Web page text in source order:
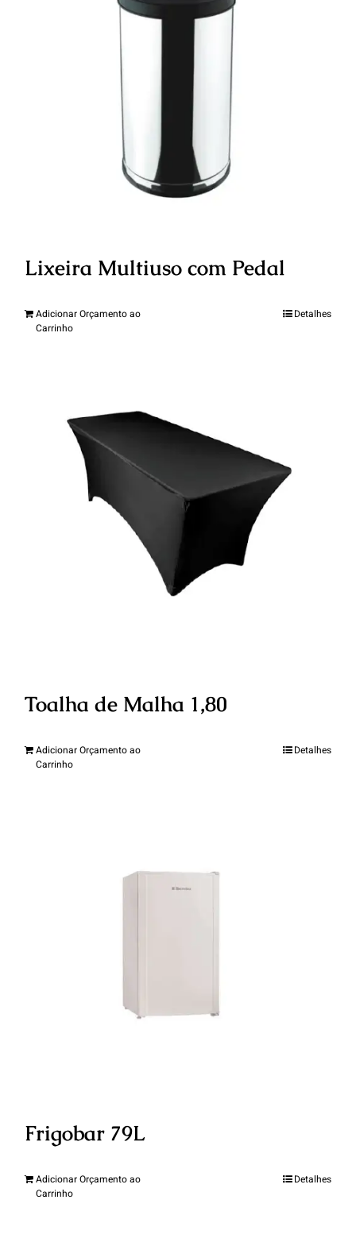
Lixeira Multiuso com Pedal
Adicionar Orçamento ao
Carrinho
Detalhes
Toalha de Malha 1,80
Adicionar Orçamento ao
Carrinho
Detalhes
Frigobar 79L
Adicionar Orçamento ao
Carrinho
Detalhes